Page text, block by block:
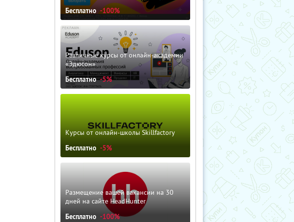
Бесплатно -100%
Различные курсы от онлайн-академии
«Эдюсон»
Бесплатно -5%
Курсы от онлайн-школы Skillfactory
Бесплатно -5%
Размещение вашей вакансии на 30
дней на сайте HeadHunter
Бесплатно -100%